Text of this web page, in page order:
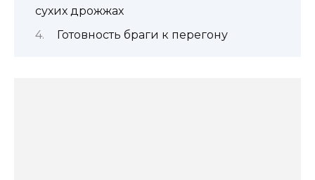
сухих дрожжах
Готовность браги к перегону